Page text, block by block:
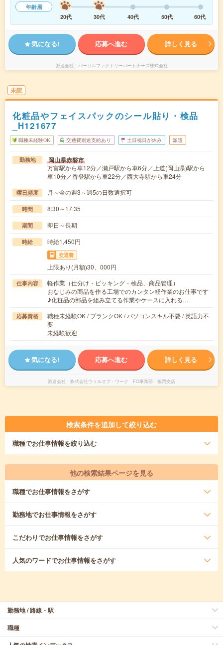
年齢層
20代
30代 40代 50代 60代
気になる! 応募へ進む 詳しく見る
派遣会社 パーソルファクトリーパートナーズ株式会社
未読
化粧品やフェイスパックのシール貼り・検品
_H121677
職種未経験OK 交通費別途支給あり 土日祝日が休み 派遣
勤務地 岡山県赤磐市
万富駅から車12分／瀬戸駅から車6分／上道(岡山県)駅から
車10分／香登駅から車22分／西大寺駅から車24分
曜日頻度 月～金の週3～週5の日数選択可
時間 8:30～17:35
期間 即日～長期
時給 時給1,450円
交通費
上限あり(月額)30、000円
仕事内容
軽作業（仕分け・ピッキング・検品、商品管理）
おなじみの商品を作る工場でのカンタン軽作業のお仕事です
♪化粧品の部品を組み立てる作業やケースに入れる…
応募資格
職種未経験OK / ブランクOK / パソコンスキル不要 / 英語力不
要
未経験歓迎
気になる! 応募へ進む 詳しく見る
派遣会社 株式会社ウィルオブ・ワーク FO事業部 福岡支店
検索条件を追加して絞り込む
職種でお仕事情報を絞り込む
他の検索結果ページを見る
職種でお仕事情報をさがす
勤務地でお仕事情報をさがす
こだわりでお仕事情報をさがす
人気のワードでお仕事情報をさがす
勤務地 / 路線・駅
職種